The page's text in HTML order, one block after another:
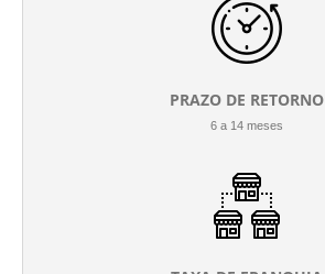
PRAZO DE RETORNO
6 a 14 meses